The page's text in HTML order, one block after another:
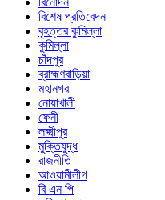
বিশেষ প্রতিবেদন
বৃহত্তর কুমিল্লা
কুমিল্লা
চাঁদপুর
ব্রাহ্মণবাড়িয়া
মহানগর
নোয়াখালী
ফেনী
লক্ষ্মীপুর
মুক্তিযুদ্ধ
রাজনীতি
আওয়ামীলীগ
বি এন পি